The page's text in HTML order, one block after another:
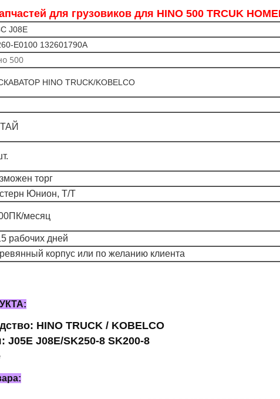
для грузовиков для HINO 500 TRCUK
J08E
E0100 132601790A
500
HINO TRUCK/KOBELCO
торг
Юнион, Т/Т
месяц
рабочих дней
корпус или по желанию клиента
HINO TRUCK / KOBELCO
J05E J08E/SK250-8 SK200-8